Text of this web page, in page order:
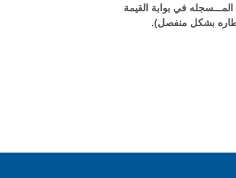
في بوابة القيمة
إخطاره بشكل منفصل).